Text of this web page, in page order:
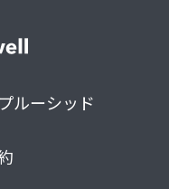
ルーシッド